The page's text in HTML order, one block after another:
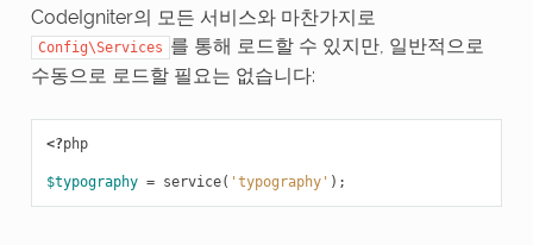
CodeIgniter의 모든 서비스와 마찬가지로
Config\Services 를 통해 로드할 수 있지만, 일반적으로
수동으로 로드할 필요는 없습니다:
<?php
$typography = service( 'typography' );